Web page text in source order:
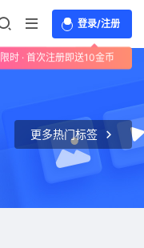
登录/注册
限时 · 首次注册即送10金币
更多热门标签